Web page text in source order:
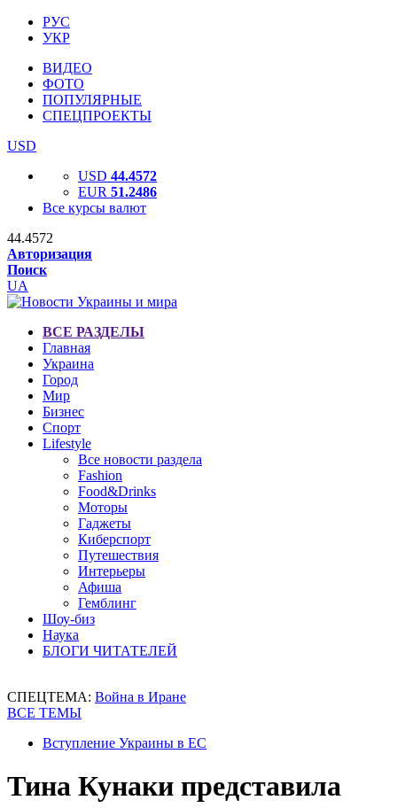
РУС
УКР
ВИДЕО
ФОТО
ПОПУЛЯРНЫЕ
СПЕЦПРОЕКТЫ
USD
USD 44.4572
EUR 51.2486
Все курсы валют
44.4572
Авторизация
Поиск
UA
ВСЕ РАЗДЕЛЫ
Главная
Украина
Город
Мир
Бизнес
Спорт
Lifestyle
Все новости раздела
Fashion
Food&Drinks
Моторы
Гаджеты
Киберспорт
Путешествия
Интерьеры
Афиша
Гемблинг
Шоу-биз
Наука
БЛОГИ ЧИТАТЕЛЕЙ
СПЕЦТЕМА: Война в Иране
ВСЕ ТЕМЫ
Вступление Украины в ЕС
Тина Кунаки представила